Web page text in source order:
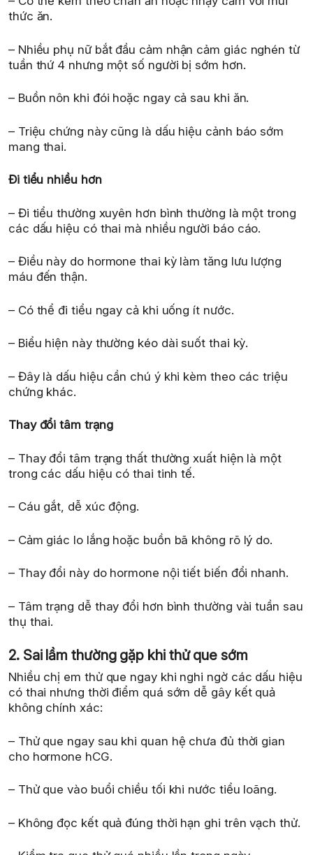
thức ăn.
– Nhiều phụ nữ bắt đầu cảm nhận cảm giác nghén từ
tuần thứ 4 nhưng một số người bị sớm hơn.
– Buồn nôn khi đói hoặc ngay cả sau khi ăn.
– Triệu chứng này cũng là dấu hiệu cảnh báo sớm
mang thai.
Đi tiểu nhiều hơn
– Đi tiểu thường xuyên hơn bình thường là một trong
các dấu hiệu có thai mà nhiều người báo cáo.
– Điều này do hormone thai kỳ làm tăng lưu lượng
máu đến thận.
– Có thể đi tiểu ngay cả khi uống ít nước.
– Biểu hiện này thường kéo dài suốt thai kỳ.
– Đây là dấu hiệu cần chú ý khi kèm theo các triệu
chứng khác.
Thay đổi tâm trạng
– Thay đổi tâm trạng thất thường xuất hiện là một
trong các dấu hiệu có thai tinh tế.
– Cáu gắt, dễ xúc động.
– Cảm giác lo lắng hoặc buồn bã không rõ lý do.
– Thay đổi này do hormone nội tiết biến đổi nhanh.
– Tâm trạng dễ thay đổi hơn bình thường vài tuần sau
thụ thai.
2. Sai lầm thường gặp khi thử que sớm
Nhiều chị em thử que ngay khi nghi ngờ các dấu hiệu
có thai nhưng thời điểm quá sớm dễ gây kết quả
không chính xác:
– Thử que ngay sau khi quan hệ chưa đủ thời gian
cho hormone hCG.
– Thử que vào buổi chiều tối khi nước tiểu loãng.
– Không đọc kết quả đúng thời hạn ghi trên vạch thử.